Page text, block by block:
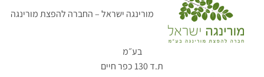
מורינגה ישראל – החברה להפצת מורינגה
בע״מ
ת.ד 130 כפר חיים